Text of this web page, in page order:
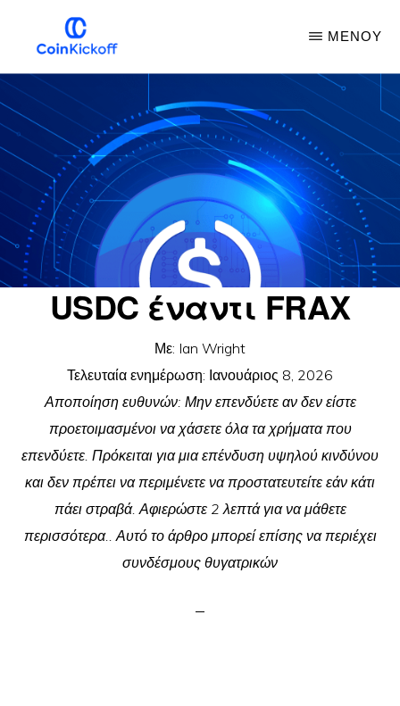
Μετάβαση
κύριο
περιεχόμενο
ΈΝΑΡΞΗ
ΜΕ
ΚΈΡΜΑΤΑ
ΜΕΝΟΎ
USDC έναντι FRAX
Με: Ian Wright
Τελευταία ενημέρωση: Ιανουάριος 8, 2026
Αποποίηση ευθυνών: Μην επενδύετε αν δεν είστε
προετοιμασμένοι να χάσετε όλα τα χρήματα που
επενδύετε. Πρόκειται για μια επένδυση υψηλού κινδύνου
και δεν πρέπει να περιμένετε να προστατευτείτε εάν κάτι
πάει στραβά. Αφιερώστε 2 λεπτά για να μάθετε
περισσότερα.. Αυτό το άρθρο μπορεί επίσης να περιέχει
συνδέσμους θυγατρικών